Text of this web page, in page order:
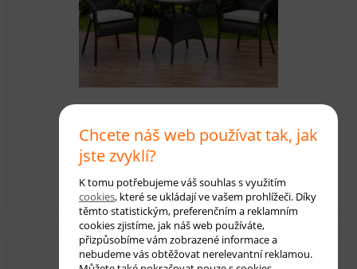
Dostupnost:
12 470,00 Kč s DPH
Chcete náš web používat tak, jak
jste zvyklí?
K tomu potřebujeme váš souhlas s využitím
cookies, které se ukládají ve vašem prohlížeči. Díky
těmto statistickým, preferenčním a reklamním
cookies zjistíme, jak náš web používáte,
přizpůsobíme vám zobrazené informace a
nebudeme vás obtěžovat nerelevantní reklamou.